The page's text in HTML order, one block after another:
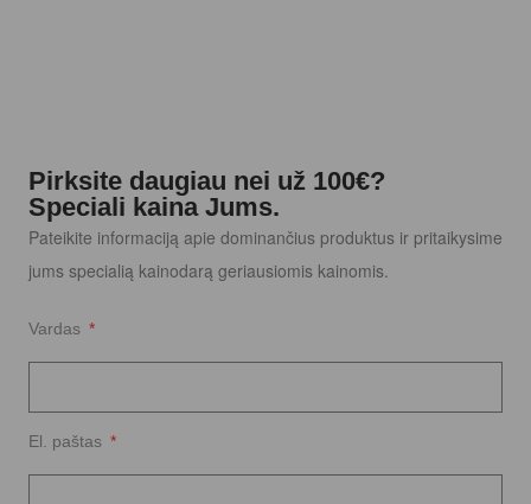
Pirksite daugiau nei už 100€?
Speciali kaina Jums.
Pateikite informaciją apie dominančius produktus ir pritaikysime
jums specialią kainodarą geriausiomis kainomis.
Vardas
El. paštas